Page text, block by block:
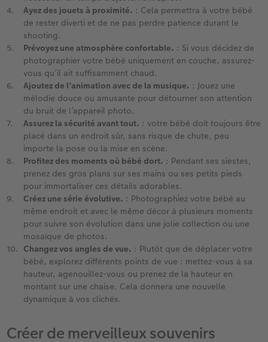
Ayez des jouets à proximité. : Cela permettra à votre bébé
de rester diverti et de ne pas perdre patience durant le
shooting. ​
Prévoyez une atmosphère confortable. : Si vous décidez de
photographier votre bébé uniquement en couche, assurez-
vous qu’il ait suffisamment chaud. ​
Ajoutez de l’animation avec de la musique. : Jouez une
mélodie douce ou amusante pour détourner son attention
du bruit de l’appareil photo. ​
Assurez la sécurité avant tout. : votre bébé doit toujours être
placé dans un endroit sûr, sans risque de chute, peu
importe la pose ou la mise en scène. ​
Profitez des moments où bébé dort. : Pendant ses siestes,
prenez des gros plans sur ses mains ou ses petits pieds
pour immortaliser ces détails adorables. ​
Créez une série évolutive. : Photographiez votre bébé au
même endroit et avec le même décor à plusieurs moments
pour suivre son évolution dans une jolie collection ou une
mosaïque de photos. ​
Changez vos angles de vue. : Plutôt que de déplacer votre
bébé, explorez différents points de vue : mettez-vous à sa
hauteur, agenouillez-vous ou prenez de la hauteur en
montant sur une chaise. Cela donnera une nouvelle
dynamique à vos clichés.
Créer de merveilleux souvenirs